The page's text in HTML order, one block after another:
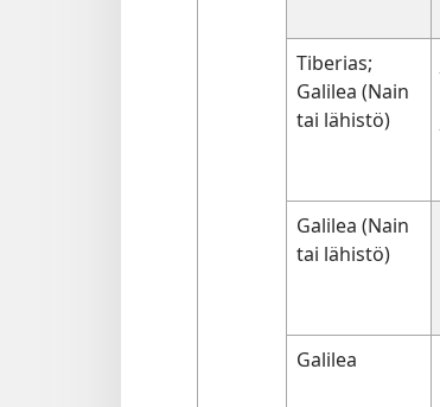
Tiberias;
Galilea (Nain
tai lähistö)
Galilea (Nain
tai lähistö)
Galilea